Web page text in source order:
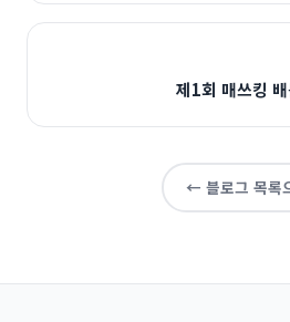
제1회 매쓰킹
← 블로그 목록